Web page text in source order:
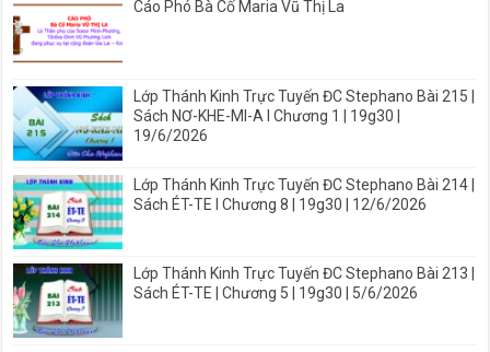
Cáo Phó Bà Cố Maria Vũ Thị La
Lớp Thánh Kinh Trực Tuyến ĐC Stephano Bài 215 |
Sách NƠ-KHE-MI-A I Chương 1 | 19g30 |
19/6/2026
Lớp Thánh Kinh Trực Tuyến ĐC Stephano Bài 214 |
Sách ÉT-TE I Chương 8 | 19g30 | 12/6/2026
Lớp Thánh Kinh Trực Tuyến ĐC Stephano Bài 213 |
Sách ÉT-TE | Chương 5 | 19g30 | 5/6/2026